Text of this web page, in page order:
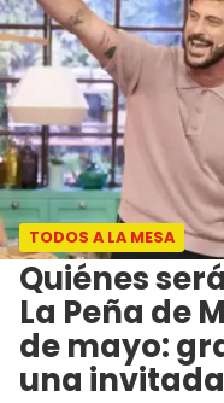
TODOS A LA MESA
Quiénes
La Peña de
de mayo:
una